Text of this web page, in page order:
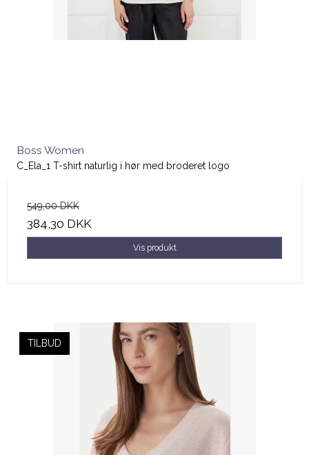
Boss Women
C_Ela_1 T-shirt naturlig i hør med broderet logo
549,00 DKK
384,30 DKK
Vis produkt
TILBUD